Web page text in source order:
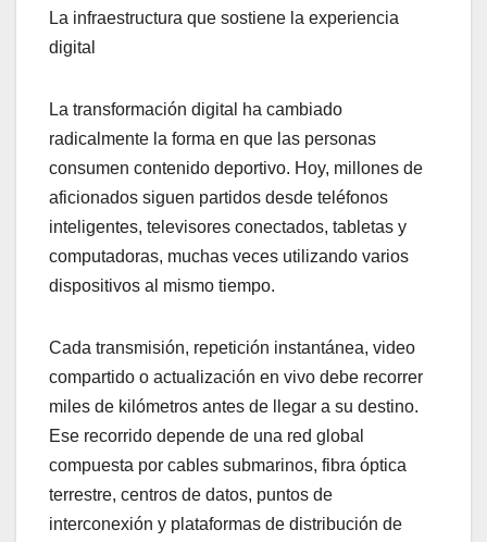
La infraestructura que sostiene la experiencia
digital
La transformación digital ha cambiado
radicalmente la forma en que las personas
consumen contenido deportivo. Hoy, millones de
aficionados siguen partidos desde teléfonos
inteligentes, televisores conectados, tabletas y
computadoras, muchas veces utilizando varios
dispositivos al mismo tiempo.
Cada transmisión, repetición instantánea, video
compartido o actualización en vivo debe recorrer
miles de kilómetros antes de llegar a su destino.
Ese recorrido depende de una red global
compuesta por cables submarinos, fibra óptica
terrestre, centros de datos, puntos de
interconexión y plataformas de distribución de